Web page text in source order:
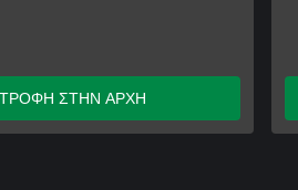
ΣΤΗΝ ΑΡΧΗ